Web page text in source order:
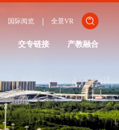
国际阅览 全景VR
交专链接 产教融合